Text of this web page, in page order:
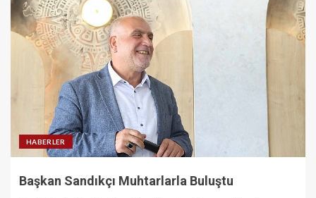
HABERLER
Başkan Sandıkçı Muhtarlarla Buluştu